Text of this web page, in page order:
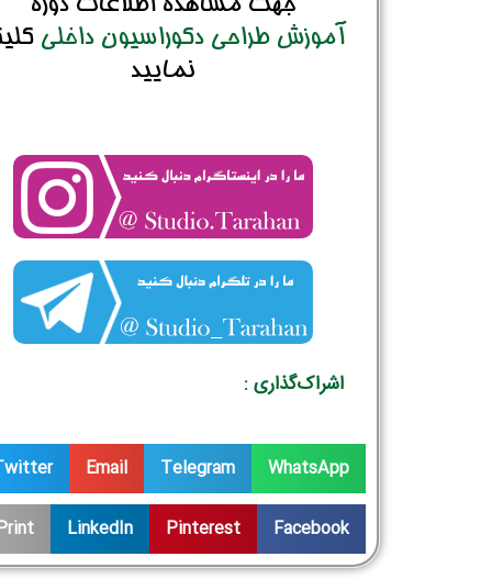
جهت مشاهده اطلاعات دوره
آموزش طراحی دکوراسیون داخلی
نمایید
اشراک‌گذاری :
WhatsApp
Telegram
Email
Facebook
Pinterest
LinkedIn